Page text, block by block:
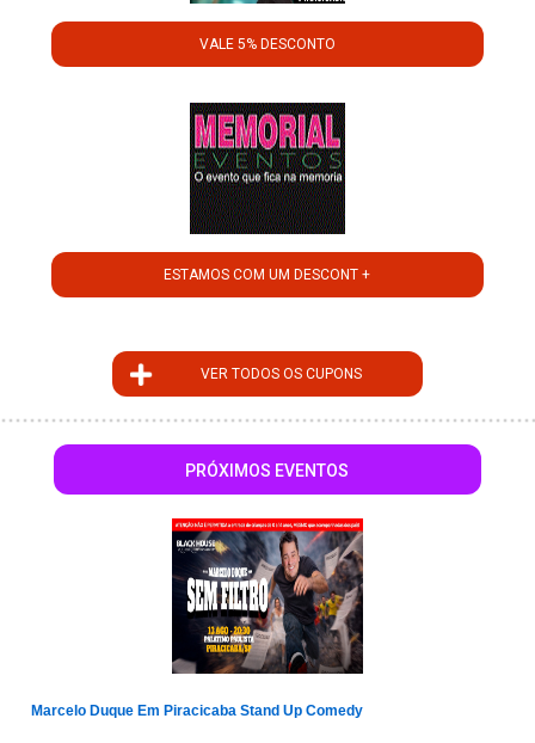
VALE 5% DESCONTO
ESTAMOS COM UM DESCONT +
VER TODOS OS CUPONS
PRÓXIMOS EVENTOS
Marcelo Duque Em Piracicaba Stand Up Comedy